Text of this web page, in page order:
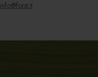
info@forst.it